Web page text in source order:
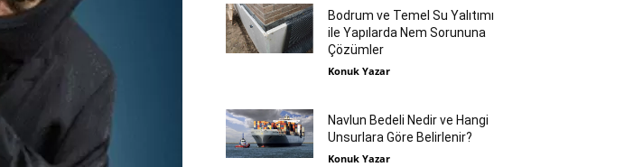
Bodrum ve Temel Su Yalıtımı
ile Yapılarda Nem Sorununa
Çözümler
Konuk Yazar
Navlun Bedeli Nedir ve Hangi
Unsurlara Göre Belirlenir?
Konuk Yazar